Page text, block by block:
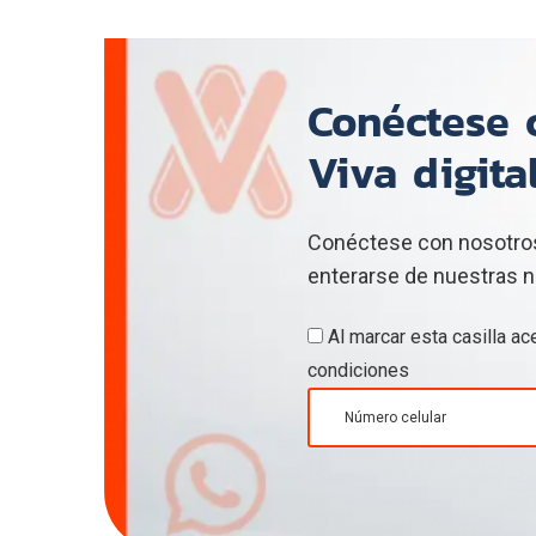
Conéctese
Viva
Conéctese con
enterarse de nuestras
Al marcar esta casilla
condiciones